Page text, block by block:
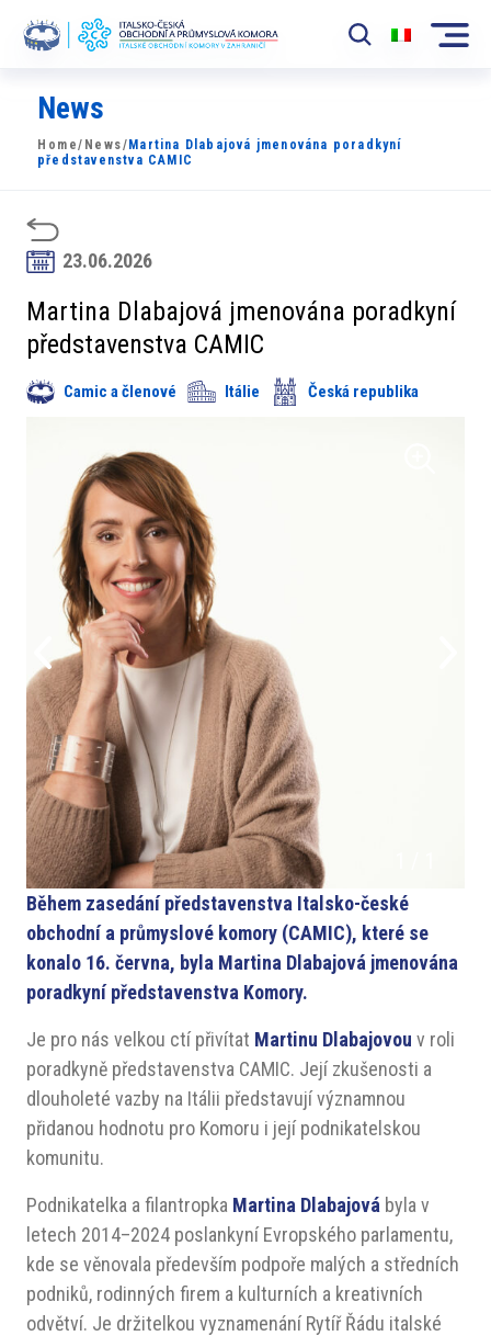
Komora
News
Rozvoj Trhu
Členové
Partneři
​​Projekty
Členská sekce
News
Home/ News/ Martina Dlabajová jmenována poradkyní
představenstva CAMIC
23.06.2026
Martina Dlabajová jmenována poradkyní
představenstva CAMIC
Camic a členové Itálie Česká republika
Během zasedání představenstva Italsko-české
obchodní a průmyslové komory (CAMIC), které se
konalo 16. června, byla Martina Dlabajová jmenována
poradkyní představenstva Komory.
Je pro nás velkou ctí přivítat Martinu Dlabajovou v roli
poradkyně představenstva CAMIC. Její zkušenosti a
dlouholeté vazby na Itálii představují významnou
přidanou hodnotu pro Komoru i její podnikatelskou
komunitu.
Podnikatelka a filantropka Martina Dlabajová byla v
letech 2014–2024 poslankyní Evropského parlamentu,
kde se věnovala především podpoře malých a středních
podniků, rodinných firem a kulturních a kreativních
odvětví. Je držitelkou vyznamenání Rytíř Řádu italské